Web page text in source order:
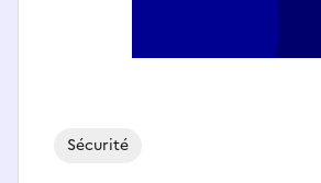
Sécurité